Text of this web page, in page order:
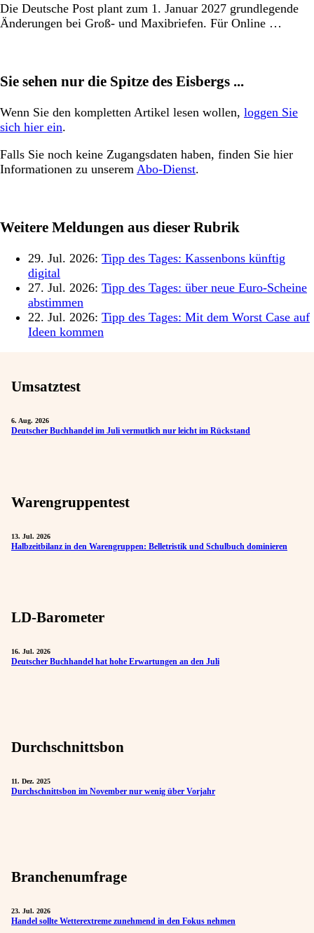
Die Deutsche Post plant zum 1. Januar 2027 grundlegende
Änderungen bei Groß- und Maxibriefen. Für Online …
Sie sehen nur die Spitze des Eisbergs ...
Wenn Sie den kompletten Artikel lesen wollen, loggen Sie
sich hier ein.
Falls Sie noch keine Zugangsdaten haben, finden Sie hier
Informationen zu unserem Abo-Dienst.
Weitere Meldungen aus dieser Rubrik
29. Jul. 2026: Tipp des Tages: Kassenbons künftig
digital
27. Jul. 2026: Tipp des Tages: über neue Euro-Scheine
abstimmen
22. Jul. 2026: Tipp des Tages: Mit dem Worst Case auf
Ideen kommen
Umsatztest
6. Aug. 2026
Deutscher Buchhandel im Juli vermutlich nur leicht im Rückstand
Warengruppentest
13. Jul. 2026
Halbzeitbilanz in den Warengruppen: Belletristik und Schulbuch dominieren
LD-Barometer
16. Jul. 2026
Deutscher Buchhandel hat hohe Erwartungen an den Juli
Durchschnittsbon
11. Dez. 2025
Durchschnittsbon im November nur wenig über Vorjahr
Branchenumfrage
23. Jul. 2026
Handel sollte Wetterextreme zunehmend in den Fokus nehmen